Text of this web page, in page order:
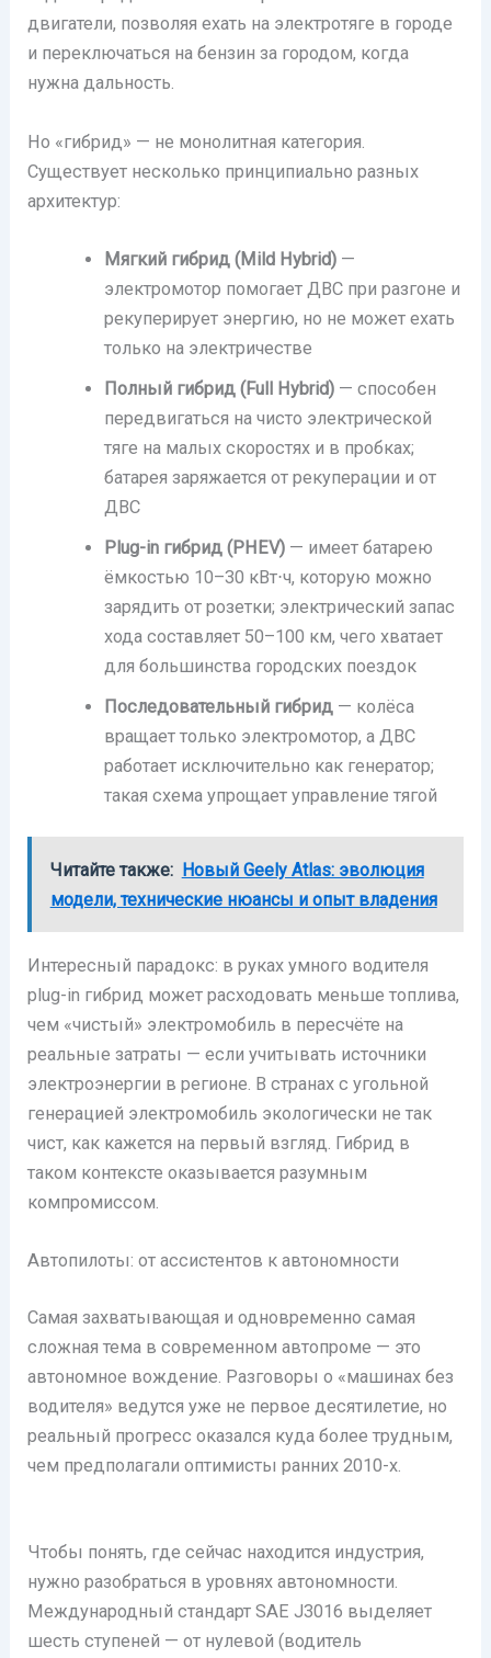
двигатели, позволяя ехать на электротяге в городе
и переключаться на бензин за городом, когда
нужна дальность.
Но «гибрид» — не монолитная категория.
Существует несколько принципиально разных
архитектур:
Мягкий гибрид (Mild Hybrid)—
электромотор помогает ДВС при разгоне и
рекуперирует энергию, но не может ехать
только на электричестве
Полный гибрид (Full Hybrid)— способен
передвигаться на чисто электрической
тяге на малых скоростях и в пробках;
батарея заряжается от рекуперации и от
ДВС
Plug-in гибрид (PHEV)— имеет батарею
ёмкостью 10–30 кВт⋅ч, которую можно
зарядить от розетки; электрический запас
хода составляет 50–100 км, чего хватает
для большинства городских поездок
Последовательный гибрид— колёса
вращает только электромотор, а ДВС
работает исключительно как генератор;
такая схема упрощает управление тягой
Читайте также: Новый Geely Atlas: эволюция
модели, технические нюансы и опыт владения
Интересный парадокс: в руках умного водителя
plug-in гибрид может расходовать меньше топлива,
чем «чистый» электромобиль в пересчёте на
реальные затраты — если учитывать источники
электроэнергии в регионе. В странах с угольной
генерацией электромобиль экологически не так
чист, как кажется на первый взгляд. Гибрид в
таком контексте оказывается разумным
компромиссом.
Автопилоты: от ассистентов к автономности
Самая захватывающая и одновременно самая
сложная тема в современном автопроме — это
автономное вождение. Разговоры о «машинах без
водителя» ведутся уже не первое десятилетие, но
реальный прогресс оказался куда более трудным,
чем предполагали оптимисты ранних 2010-х.
Чтобы понять, где сейчас находится индустрия,
нужно разобраться в уровнях автономности.
Международный стандарт SAE J3016 выделяет
шесть ступеней — от нулевой (водитель